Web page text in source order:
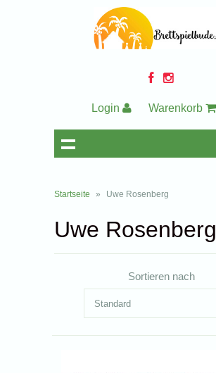
Login Warenkorb
Startseite » Uwe Rosenberg
Uwe Rosenberg
Sortieren nach